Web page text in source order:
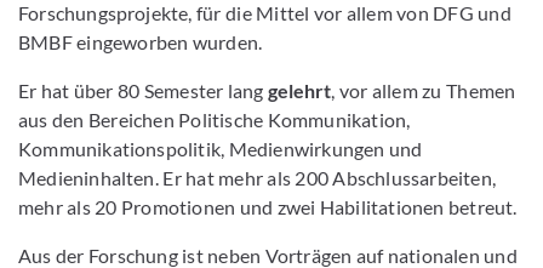
Forschungsprojekte, für die Mittel vor allem von DFG und
BMBF eingeworben wurden.
Er hat über 80 Semester langgelehrt, vor allem zu Themen
aus den Bereichen Politische Kommunikation,
Kommunikationspolitik, Medienwirkungen und
Medieninhalten. Er hat mehr als 200 Abschlussarbeiten,
mehr als 20 Promotionen und zwei Habilitationen betreut.
Aus der Forschung ist neben Vorträgen auf nationalen und